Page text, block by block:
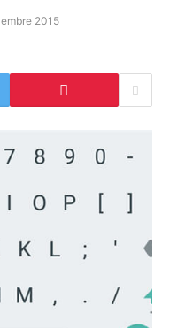
2015